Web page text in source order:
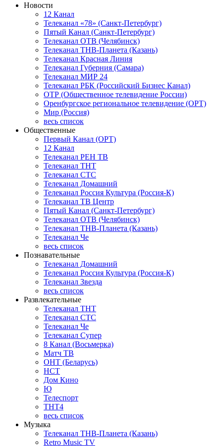
Новости
12 Канал
Телеканал «78» (Санкт-Петербург)
Пятый Канал (Санкт-Петербург)
Телеканал ОТВ (Челябинск)
Телеканал ТНВ-Планета (Казань)
Телеканал Красная Линия
Телеканал Губерния (Самара)
Телеканал МИР 24
Телеканал РБК (Российский Бизнес Канал)
ОТР (Общественное телевидение России)
Оренбургское региональное телевидение (ОРТ)
Мир (Россия)
весь список
Общественные
Первый Канал (ОРТ)
12 Канал
Телеканал РЕН ТВ
Телеканал ТНТ
Телеканал СТС
Телеканал Домашний
Телеканал Россия Культура (Россия-К)
Телеканал ТВ Центр
Пятый Канал (Санкт-Петербург)
Телеканал ОТВ (Челябинск)
Телеканал ТНВ-Планета (Казань)
Телеканал Че
весь список
Познавательные
Телеканал Домашний
Телеканал Россия Культура (Россия-К)
Телеканал Звезда
весь список
Развлекательные
Телеканал ТНТ
Телеканал СТС
Телеканал Че
Телеканал Супер
8 Канал (Восьмерка)
Матч ТВ
ОНТ (Беларусь)
НСТ
Дом Кино
Ю
Телеспорт
ТНТ4
весь список
Музыка
Телеканал ТНВ-Планета (Казань)
Retro Music TV